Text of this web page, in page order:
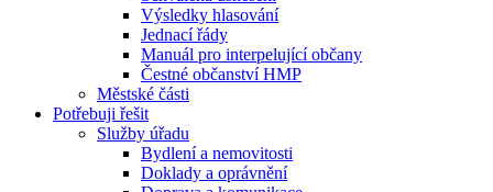
Výsledky hlasování
Jednací řády
Manuál pro interpelující občany
Čestné občanství HMP
Městské části
Potřebuji řešit
Služby úřadu
Bydlení a nemovitosti
Doklady a oprávnění